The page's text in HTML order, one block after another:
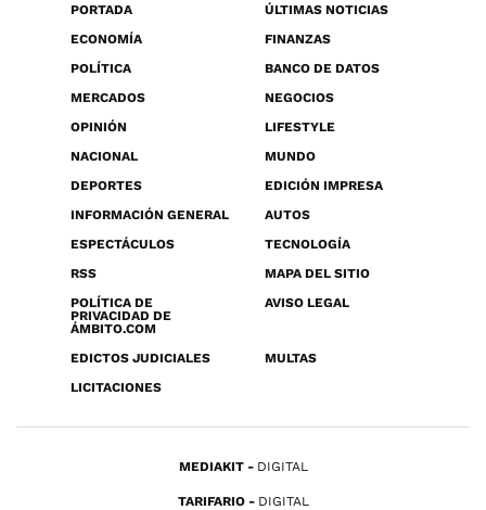
PORTADA
ÚLTIMAS NOTICIAS
ECONOMÍA
FINANZAS
POLÍTICA
BANCO DE DATOS
MERCADOS
NEGOCIOS
OPINIÓN
LIFESTYLE
NACIONAL
MUNDO
DEPORTES
EDICIÓN IMPRESA
INFORMACIÓN GENERAL
AUTOS
ESPECTÁCULOS
TECNOLOGÍA
RSS
MAPA DEL SITIO
POLÍTICA DE
PRIVACIDAD DE
ÁMBITO.COM
AVISO LEGAL
EDICTOS JUDICIALES
MULTAS
LICITACIONES
MEDIAKIT DIGITAL
TARIFARIO DIGITAL